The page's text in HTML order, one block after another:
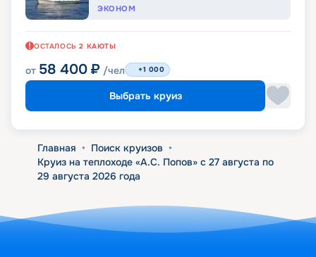
ЭКОНОМ
ОСТАЛОСЬ 2 КАЮТЫ
от 58 400 ₽ /чел +1 000
Выбрать круиз
Главная • Поиск круизов •
Круиз на теплоходе «А.С. Попов» с 27 августа по
29 августа 2026 года